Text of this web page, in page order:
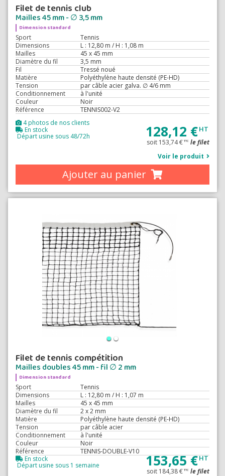
Filet de tennis club
Mailles 45 mm - ∅ 3,5 mm
Dimension standard
Sport
Tennis
Dimensions
L : 12,80 m / H : 1,08 m
Mailles
45 x 45 mm
Diamètre du fil
3,5 mm
Fil
Tressé noué
Matière
Polyéthylène haute densité (PE-HD)
Tension
par câble acier galva. ∅ 4/6 mm
Conditionnement
à l'unité
Couleur
Noir
Référence
TENNIS002-V2
4 photos de nos clients
128,12 €HT
soit 153,74 € TTC le filet
En stock
Départ usine sous 48/72h
Voir le produit
Ajouter au panier
Filet de tennis compétition
Mailles doubles 45 mm - fil ∅ 2 mm
Dimension standard
Sport
Tennis
Dimensions
L : 12,80 m / H : 1,07 m
Mailles
45 x 45 mm
Diamètre du fil
2 x 2 mm
Matière
Polyéthylène haute densité (PE-HD)
Tension
par câble acier
Conditionnement
à l'unité
Couleur
Noir
Référence
TENNIS-DOUBLE-V10
153,65 €HT
soit 184,38 € TTC le filet
En stock
Départ usine sous 1 semaine